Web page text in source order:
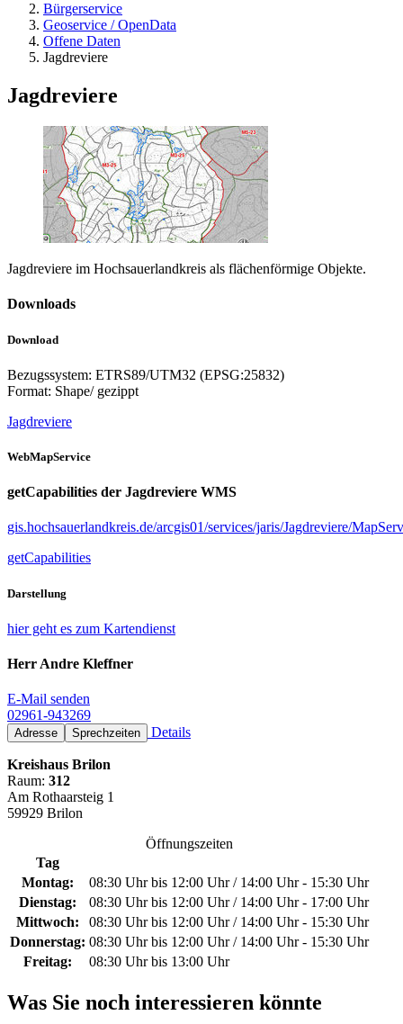
Bürgerservice
Geoservice / OpenData
Offene Daten
Jagdreviere
Jagdreviere
Jagdreviere im Hochsauerlandkreis als flächenförmige Objekte.
Downloads
Download
Bezugssystem: ETRS89/UTM32 (EPSG:25832)
Format: Shape/ gezippt
Jagdreviere
WebMapService
getCapabilities der Jagdreviere WMS
gis.hochsauerlandkreis.de/arcgis01/services/jaris/Jagdreviere/
getCapabilities
Darstellung
hier geht es zum Kartendienst
Herr Andre Kleffner
E-Mail senden
02961-943269
Adresse Sprechzeiten Details
Kreishaus Brilon
Raum: 312
Am Rothaarsteig 1
59929 Brilon
Öffnungszeiten
Tag
Montag:
08:30 Uhr bis 12:00 Uhr / 14:00 Uhr - 15:30 Uhr
Dienstag:
08:30 Uhr bis 12:00 Uhr / 14:00 Uhr - 17:00 Uhr
Mittwoch:
08:30 Uhr bis 12:00 Uhr / 14:00 Uhr - 15:30 Uhr
Donnerstag: 08:30 Uhr bis 12:00 Uhr / 14:00 Uhr - 15:30 Uhr
Freitag:
08:30 Uhr bis 13:00 Uhr
Was Sie noch interessieren könnte